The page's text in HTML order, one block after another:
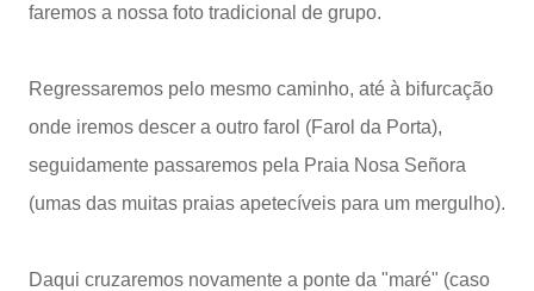
faremos a nossa foto tradicional de grupo.
Regressaremos pelo mesmo caminho, até à bifurcação
onde iremos descer a outro farol (Farol da Porta),
seguidamente passaremos pela Praia Nosa Señora
(umas das muitas praias apetecíveis para um mergulho).
Daqui cruzaremos novamente a ponte da "maré" (caso